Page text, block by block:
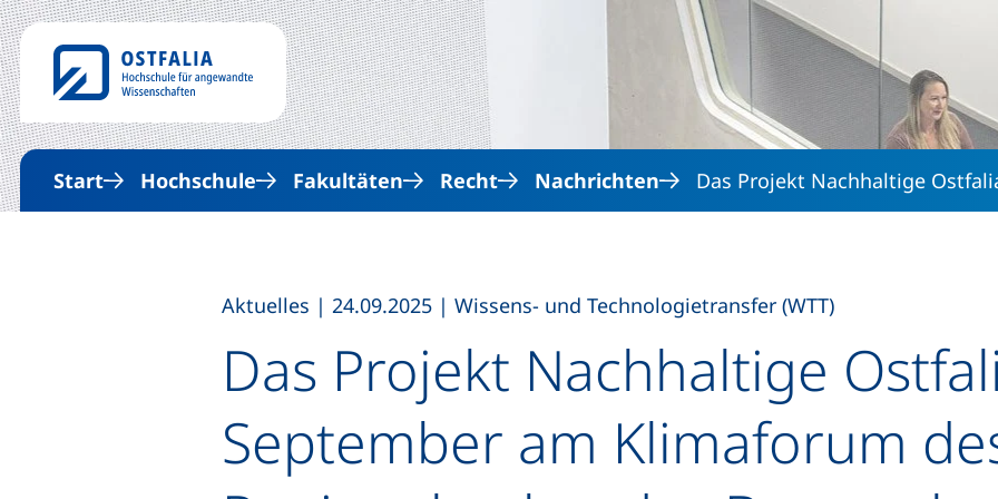
Direkt zum Inhalt
Start Hochschule Fakultäten Recht Nachrichten Das Projekt Nachhaltige
Das Projekt Nachhaltige
September am Klimaforum
Aktuelles | 24.09.2025 | Wissens- und Technologietransfer (WTT)